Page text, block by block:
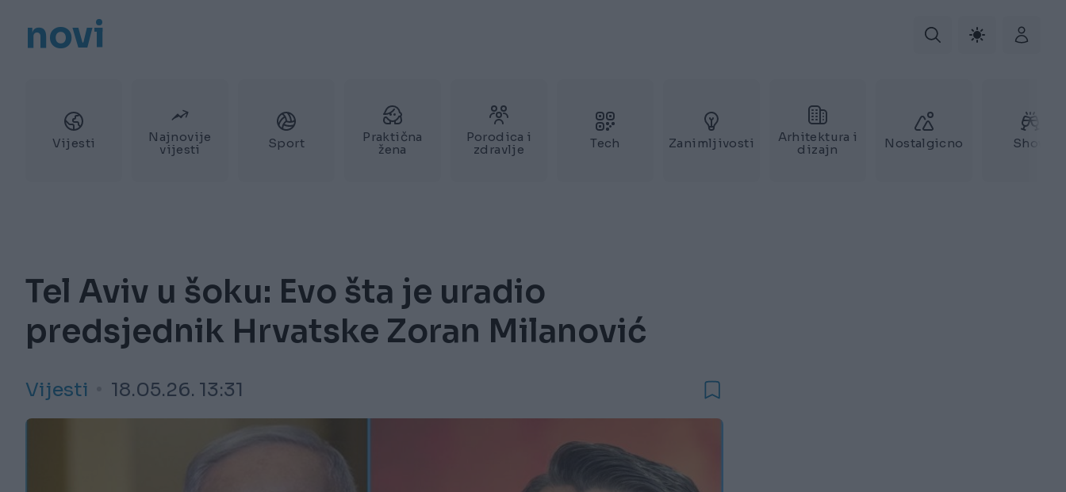
novi
Vijesti
Najnovije
vijesti
Sport
Praktična
žena
Porodica i
zdravlje
Tech Zanimljivosti
Arhitektura i
dizajn
Nostalgicno Show
Tel Aviv u šoku: Evo šta je uradio
predsjednik Hrvatske Zoran Milanović
Vijesti 18.05.26. 13:31